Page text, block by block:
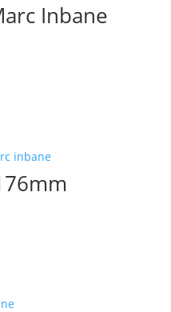
Inbane